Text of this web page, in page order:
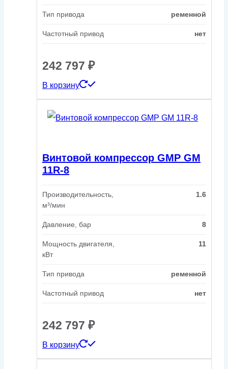
Тип привода ременной
Частотный привод нет
242 797 ₽
В корзину
Винтовой компрессор GMP GM
11R-8
Производительность,
м³/мин
1.6
Давление, бар 8
Мощность двигателя,
кВт
11
Тип привода ременной
Частотный привод нет
242 797 ₽
В корзину